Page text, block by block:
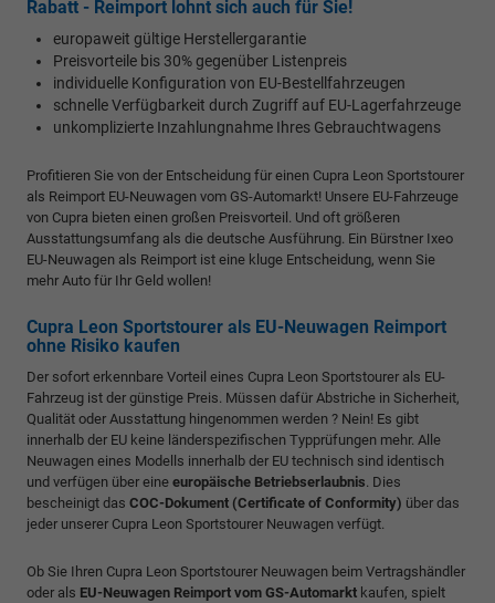
Rabatt - Reimport lohnt sich auch für Sie!
europaweit gültige Herstellergarantie
Preisvorteile bis 30% gegenüber Listenpreis
individuelle Konfiguration von EU-Bestellfahrzeugen
schnelle Verfügbarkeit durch Zugriff auf EU-Lagerfahrzeuge
unkomplizierte Inzahlungnahme Ihres Gebrauchtwagens
Profitieren Sie von der Entscheidung für einen Cupra Leon Sportstourer
als Reimport EU-Neuwagen vom GS-Automarkt! Unsere EU-Fahrzeuge
von Cupra bieten einen großen Preisvorteil. Und oft größeren
Ausstattungsumfang als die deutsche Ausführung. Ein Bürstner Ixeo
EU-Neuwagen als Reimport ist eine kluge Entscheidung, wenn Sie
mehr Auto für Ihr Geld wollen!
Cupra Leon Sportstourer als EU-Neuwagen Reimport
ohne Risiko kaufen
Der sofort erkennbare Vorteil eines Cupra Leon Sportstourer als EU-
Fahrzeug ist der günstige Preis. Müssen dafür Abstriche in Sicherheit,
Qualität oder Ausstattung hingenommen werden ? Nein! Es gibt
innerhalb der EU keine länderspezifischen Typprüfungen mehr. Alle
Neuwagen eines Modells innerhalb der EU technisch sind identisch
und verfügen über eine europäische Betriebserlaubnis . Dies
bescheinigt das COC-Dokument (Certificate of Conformity) über das
jeder unserer Cupra Leon Sportstourer Neuwagen verfügt.
Ob Sie Ihren Cupra Leon Sportstourer Neuwagen beim Vertragshändler
oder als EU-Neuwagen Reimport vom GS-Automarkt kaufen, spielt